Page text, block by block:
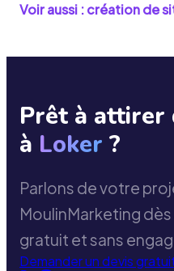
Voir aussi : création de
Prêt à attirer
à Loker ?
Parlons de votre
MoulinMarketing
gratuit et sans
Demander un devis